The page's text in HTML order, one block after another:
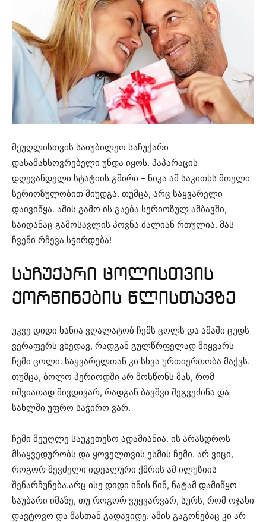
მეუღლისთვის საიუბილეო საჩუქარი
დასამახსოვრებელი უნდა იყოს. პაპარაცის
დღევანდელი სტატიის გმირი – ნიკა ამ საკითხს მთელი
სერიოზულობით მიუდგა. თუმცა, არც საყვარელი
დაივიწყა. ამის გამო ის გაება სერიოზულ ამბავში,
საიდანაც გამოსავლის პოვნა ძალიან რთულია. მას
ჩვენი რჩევა სჭირდება!
საჩუქარი ცოლისთვის
ქორწინების წლისთავზე
უკვე დიდი ხანია ვღალატობ ჩემს ცოლს და ამაში ცუდს
ვერაფერს ვხედავ, რადგან გულწრფელად მიყვარს
ჩემი ცოლი. საყვარელთან კი სხვა ურთიერთობა მაქვს.
თუმცა, ბოლო პერიოდში არ მოსწონს მას, რომ
იშვიათად მივდივარ, რადგან ბავშვი შეგვეძინა და
სახლში უფრო საჭირო ვარ.
ჩემი მეუღლე საუკეთესო ადამიანია. ის არასდროს
მსაყვედურობს და ყოველთვის ესმის ჩემი. არ ვიცი,
როგორ შევძელი იდეალური ქმრის ამ ილუზიის
შენარჩუნება.არც ისე დიდი ხნის წინ, ნატამ დამიწყო
საუბარი იმაზე, თუ როგორ ვუყვარვარ, სურს, რომ ოჯახი
დავტოვო და მასთან გადავიდე. ამის გაგონებაც კი არ